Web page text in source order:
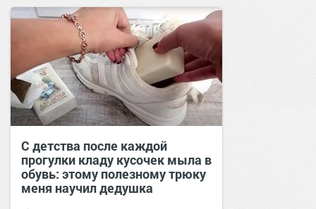
С детства после каждой
прогулки кладу кусочек мыла в
обувь: этому полезному трюку
меня научил дедушка